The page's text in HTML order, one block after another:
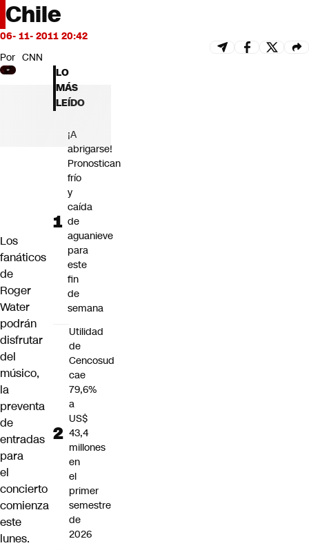
Bits
CNN tiempo
Futuro 360
Opinión
Chile
06- 11- 2011 20:42
Por CNN
Los
fanáticos
de
Roger
Water
podrán
disfrutar
del
músico,
la
preventa
de
entradas
para
el
concierto
comienza
este
lunes.
LO
MÁS
LEÍDO
¡A
abrigarse!
Pronostican
frío
y
caída
de
aguanieve
para
este
fin
de
semana
Utilidad
de
Cencosud
cae
79,6%
a
US$
43,4
millones
en
el
primer
semestre
de
2026